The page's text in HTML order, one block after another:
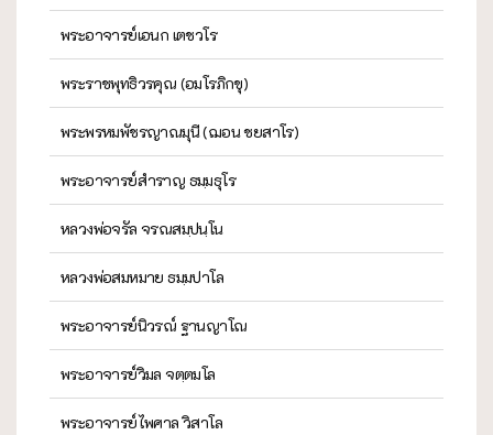
พระอาจารย์เอนก เตชวโร
พระราชพุทธิวรคุณ (อมโรภิกขุ)
พระพรหมพัชรญาณมุนี (ฌอน ชยสาโร)
พระอาจารย์สำราญ ธมฺมธุโร
หลวงพ่อจรัล จรณสมฺปนฺโน
หลวงพ่อสมหมาย ธมฺมปาโล
พระอาจารย์นิวรณ์ ฐานญาโณ
พระอาจารย์วิมล จตฺตมโล
พระอาจารย์ไพศาล วิสาโล